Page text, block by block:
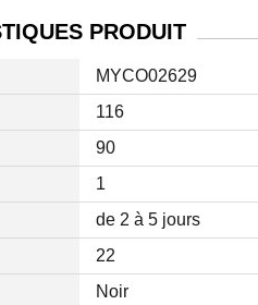
PRODUIT
MYCO02629
116
90
1
de 2 à 5 jours
22
Noir